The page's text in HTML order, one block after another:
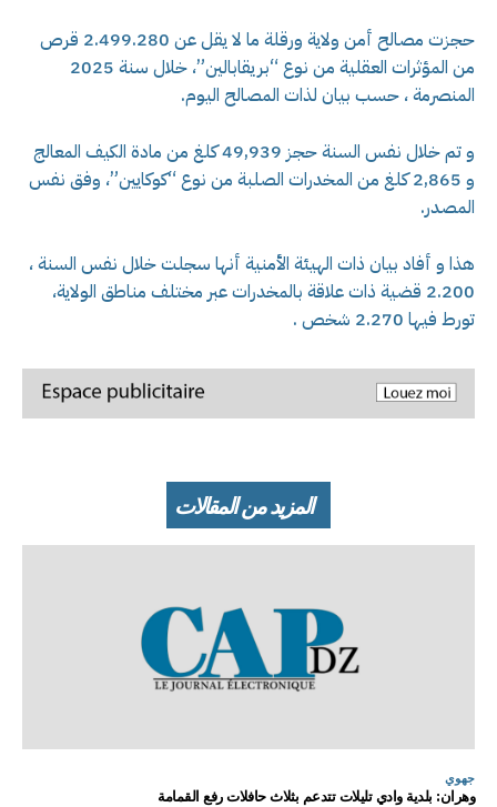
حجزت مصالح أمن ولاية ورقلة ما لا يقل عن 2.499.280 قرص
من المؤثرات العقلية من نوع “بريقابالين”، خلال سنة 2025
المنصرمة ، حسب بيان لذات المصالح اليوم.
و تم خلال نفس السنة حجز 49,939 كلغ من مادة الكيف المعالج
و 2,865 كلغ من المخدرات الصلبة من نوع “كوكايين”، وفق نفس
المصدر.
هذا و أفاد بيان ذات الهيئة الأمنية أنها سجلت خلال نفس السنة ،
2.200 قضية ذات علاقة بالمخدرات عبر مختلف مناطق الولاية،
تورط فيها 2.270 شخص .
المزيد من المقالات
جهوي
وهران: بلدية وادي تليلات تتدعم بثلاث حافلات رفع القمامة